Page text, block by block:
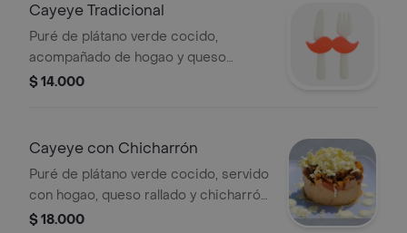
Cayeye Tradicional
Puré de plátano verde cocido,
acompañado de hogao y queso
rallado.
$ 14.000
Cayeye con Chicharrón
Puré de plátano verde cocido, servido
con hogao, queso rallado y chicharrón
crocante.
$ 18.000